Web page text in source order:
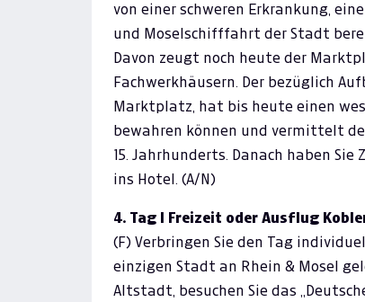
von einer schweren Erkrankung,
und Moselschifffahrt der Stadt
Davon zeugt noch heute der
Fachwerkhäusern. Der bezüglich
Marktplatz, hat bis heute einen
bewahren können und vermittelt
15. Jahrhunderts. Danach haben
ins Hotel. (A/N)
4. Tag I Freizeit oder Ausflug
(F) Verbringen Sie den Tag
einzigen Stadt an Rhein & Mosel
Altstadt, besuchen Sie das